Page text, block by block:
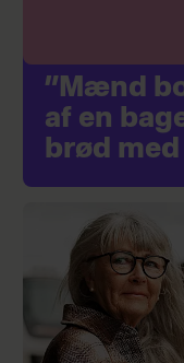
”Mænd
af en
brød